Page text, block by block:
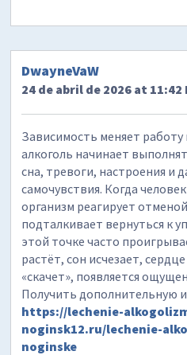
DwayneVaW
24 de abril de 2026 at 11:42
Зависимость меняет
алкоголь начинает
сна, тревоги, настроения и
самочувствия. Когда
организм реагирует
подталкивает вернуться к
этой точке часто
растёт, сон исчезает,
«скачет», появляется
Получить дополнительную
https://lechenie-
noginsk12.ru/lechenie-
noginske